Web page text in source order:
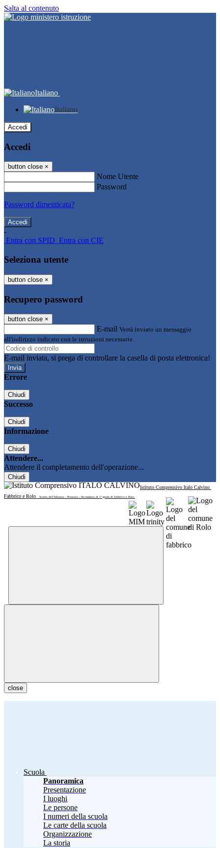
Salta al contenuto
Italiano
Italiano
Accedi
Accedi
button close ×
Nome Utente
Password
Password dimenticata?
-
Entra con SPID Entra con CIE
Seleziona utente
button close ×
Recupero password
button close ×
E-mail Verrà inviato un messaggio
all'indirizzo indicato con le istruzioni necessarie.
E-mail inviata, si prega di controllare la casella di posta elettronica!
Errore
Chiudi
Successo
Chiudi
Informazione
Chiudi
Attendere...
Attendere il completamento dell'operazione...
Chiudi
Istituto Comprensivo Italo Calvino
Fabbrico e Rolo
Scuola dell'Infanzia - Primaria - Secondaria di 1° grado di Fabbrico e Rolo
close
Scuola
Panoramica
Presentazione
I luoghi
Le persone
I numeri della scuola
Le carte della scuola
Organizzazione
La storia